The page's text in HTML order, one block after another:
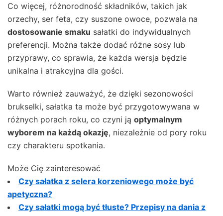
Co więcej, różnorodność składników, takich jak
orzechy, ser feta, czy suszone owoce, pozwala na
dostosowanie smaku sałatki do indywidualnych
preferencji. Można także dodać różne sosy lub
przyprawy, co sprawia, że każda wersja będzie
unikalna i atrakcyjna dla gości.
Warto również zauważyć, że dzięki sezonowości
brukselki, sałatka ta może być przygotowywana w
różnych porach roku, co czyni ją optymalnym
wyborem na każdą okazję, niezależnie od pory roku
czy charakteru spotkania.
Może Cię zainteresować
Czy sałatka z selera korzeniowego może być
apetyczna?
Czy sałatki mogą być tłuste? Przepisy na dania z